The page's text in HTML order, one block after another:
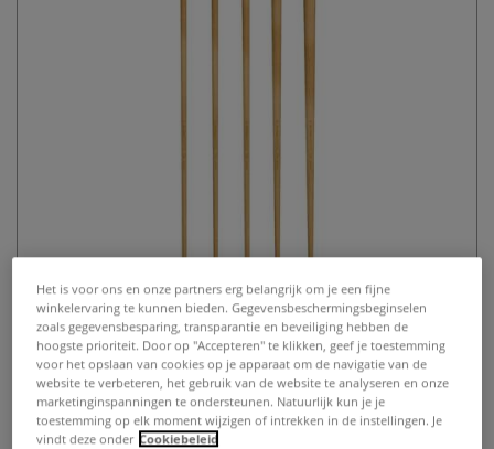
da Vinci | MAESTRO 7706 penseel
○ rond ○ steel 60 cm —
varkenshaar
0 Beoordeling
Het is voor ons en onze partners erg belangrijk om je een fijne
winkelervaring te kunnen bieden. Gegevensbeschermingsbeginselen
zoals gegevensbesparing, transparantie en beveiliging hebben de
hoogste prioriteit. Door op "Accepteren" te klikken, geef je toestemming
voor het opslaan van cookies op je apparaat om de navigatie van de
website te verbeteren, het gebruik van de website te analyseren en onze
marketinginspanningen te ondersteunen. Natuurlijk kun je je
toestemming op elk moment wijzigen of intrekken in de instellingen. Je
vindt deze onder Cookiebeleid